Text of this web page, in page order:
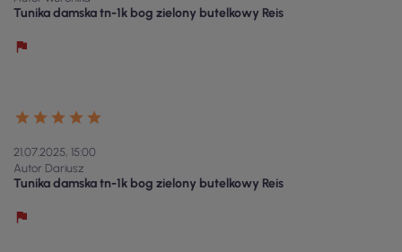
Tunika damska tn-1k bog zielony butelkowy Reis
21.07.2025, 15:00
Autor Dariusz
Tunika damska tn-1k bog zielony butelkowy Reis